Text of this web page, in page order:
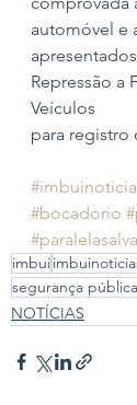
automóvel e
Repressão a
Veículos
para registro
#bocadorio
imbui
segurança pública
NOTÍCIAS